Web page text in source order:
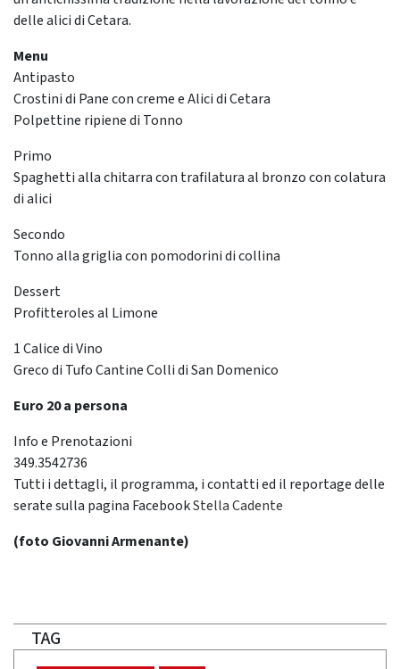
delle alici di Cetara.
Menu
Antipasto
Crostini di Pane con creme e Alici di Cetara
Polpettine ripiene di Tonno
Primo
Spaghetti alla chitarra con trafilatura al bronzo con colatura
di alici
Secondo
Tonno alla griglia con pomodorini di collina
Dessert
Profitteroles al Limone
1 Calice di Vino
Greco di Tufo Cantine Colli di San Domenico
Euro 20 a persona
Info e Prenotazioni
349.3542736
Tutti i dettagli, il programma, i contatti ed il reportage delle
serate sulla pagina FacebookStella Cadente
(foto Giovanni Armenante)
TAG